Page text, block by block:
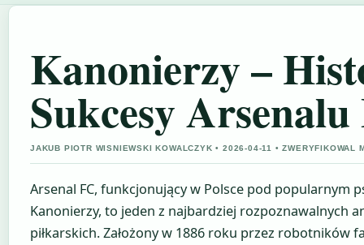
Kanonierzy –
Sukcesy
JAKUB PIOTR WISNIEWSKI KOWALCZYK • 2026-04-11 • ZWERYFIKOWAL
Arsenal FC, funkcjonujący w Polsce pod popularnym
Kanonierzy, to jeden z najbardziej rozpoznawalnych
piłkarskich. Założony w 1886 roku przez robotników